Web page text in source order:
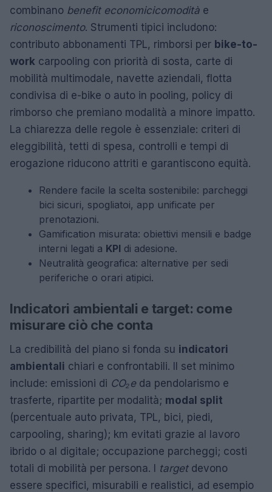
combinano benefit economicicomodità e
riconoscimento. Strumenti tipici includono:
contributo abbonamenti TPL, rimborsi per bike-to-
work carpooling con priorità di sosta, carte di
mobilità multimodale, navette aziendali, flotta
condivisa di e-bike o auto in pooling, policy di
rimborso che premiano modalità a minore impatto.
La chiarezza delle regole è essenziale: criteri di
eleggibilità, tetti di spesa, controlli e tempi di
erogazione riducono attriti e garantiscono equità.
Rendere facile la scelta sostenibile: parcheggi
bici sicuri, spogliatoi, app unificate per
prenotazioni.
Gamification misurata: obiettivi mensili e badge
interni legati a KPI di adesione.
Neutralità geografica: alternative per sedi
periferiche o orari atipici.
Indicatori ambientali e target: come
misurare ciò che conta
La credibilità del piano si fonda su indicatori
ambientali chiari e confrontabili. Il set minimo
include: emissioni di CO₂eda pendolarismo e
trasferte, ripartite per modalità; modal split
(percentuale auto privata, TPL, bici, piedi,
carpooling, sharing); km evitati grazie al lavoro
ibrido o al digitale; occupazione parcheggi; costi
totali di mobilità per persona. I targetdevono
essere specifici, misurabili e realistici, ad esempio